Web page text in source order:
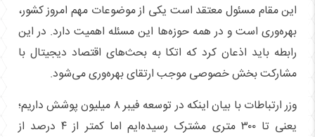
این مقام مسئول معتقد است یکی از موضوعات مهم امروز کشور،
بهره‌وری است و در همه حوزه‌ها این مسئله اهمیت دارد. در این
رابطه باید اذعان کرد که اتکا به بحث‌های اقتصاد دیجیتال با
مشارکت بخش خصوصی موجب ارتقای بهره‌وری می‌شود.
وزر ارتباطات با بیان اینکه در توسعه فیبر ۸ میلیون پوشش داریم؛
یعنی تا ۳۰۰ متری مشترک رسیده‌ایم اما کمتر از ۴ درصد از